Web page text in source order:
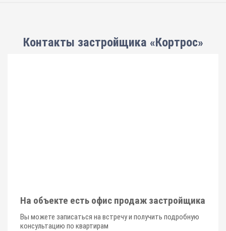
Контакты застройщика «Кортрос»
На объекте есть офис продаж застройщика
Вы можете записаться на встречу и получить подробную
консультацию по квартирам